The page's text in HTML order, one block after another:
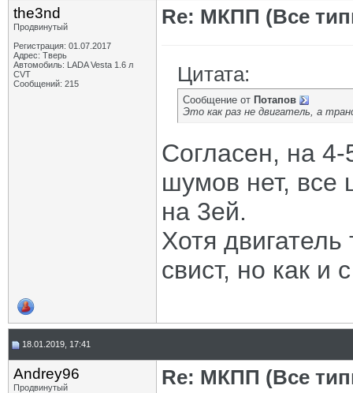
the3nd
Продвинутый
Регистрация: 01.07.2017
Адрес: Тверь
Автомобиль: LADA Vesta 1.6 л
CVT
Сообщений: 215
Re: МКПП (Все
Цитата:
Сообщение от Потапов
Это как раз не двигатель, а
Согласен, на
шумов нет, все
на 3ей.
Хотя
свист, но как и
18.01.2019, 17:41
Andrey96
Продвинутый
Re: МКПП (Все